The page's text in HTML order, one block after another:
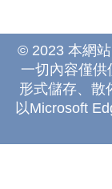
© 2023 本網
一切內容僅
形式儲存、散
以Microsoft